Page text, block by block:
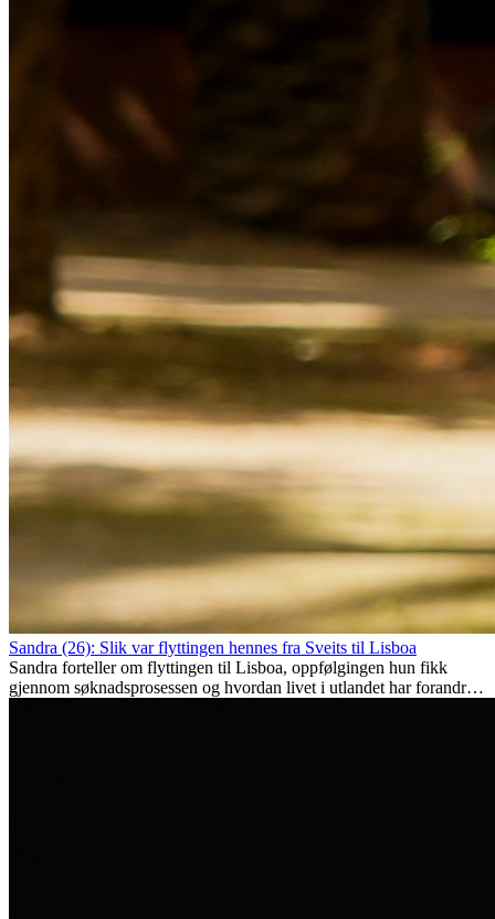
Sandra (26): Slik var flyttingen hennes fra Sveits til Lisboa
Sandra forteller om flyttingen til Lisboa, oppfølgingen hun fikk
gjennom søknadsprosessen og hvordan livet i utlandet har forandret